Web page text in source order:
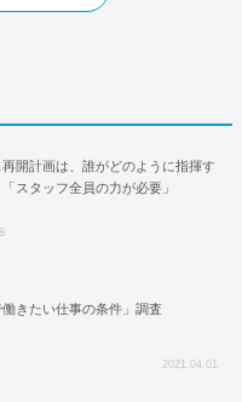
再開計画は、誰がどのように指揮す
スタッフ全員の力が必要」
働きたい仕事の条件」調査
2021.04.01